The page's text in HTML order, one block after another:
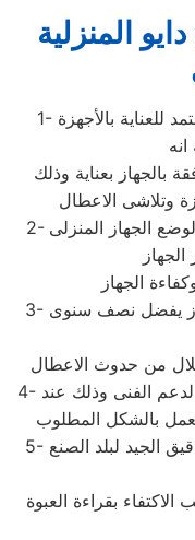
المنزلية
1- يوصى مركز صيانه دايو المعادي المعتمد للعناية بالأجهزة
انه
بالجهاز بعناية وذلك
2- كذلك ضرورة اختيار المكان المناسب لوضع الجهاز المنزلى
3- تحديد موعد مناسب لعمل فحص للجهاز يفضل نصف سنوى
4- الاختيار الصحيح لمقدم خدمة الاصلاح والدعم الفنى وذلك عند
5- التأكد من أصلية قطع الغيار وذلك بالتدقيق الجيد لبلد الصنع
الاكتفاء بقراءة العبوة